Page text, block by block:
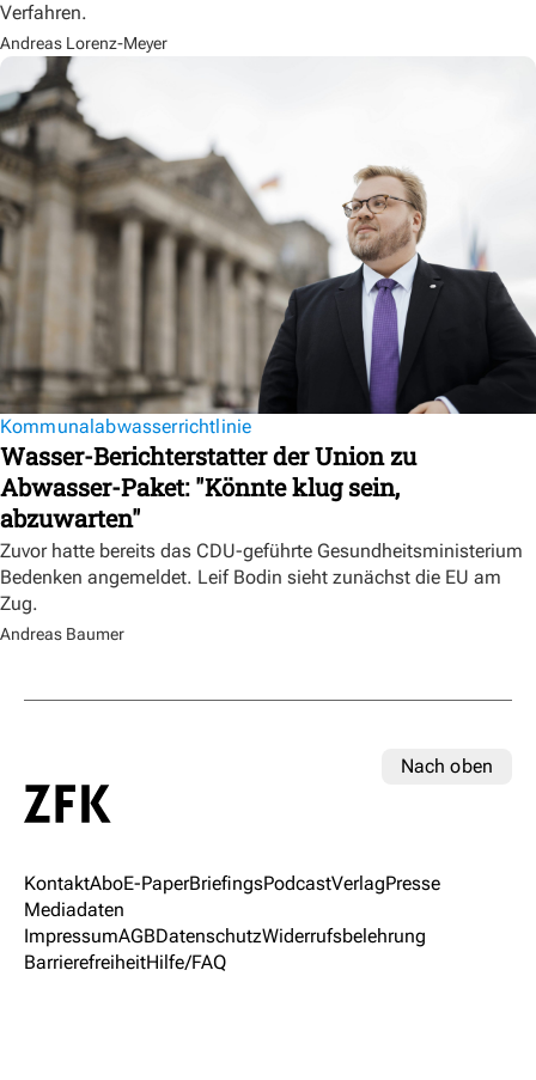
Verfahren.
Andreas Lorenz-Meyer
Kommunalabwasserrichtlinie
Wasser-Berichterstatter der Union zu
Abwasser-Paket: "Könnte klug sein,
abzuwarten"
Zuvor hatte bereits das CDU-geführte Gesundheitsministerium
Bedenken angemeldet. Leif Bodin sieht zunächst die EU am
Zug.
Andreas Baumer
Nach oben
KontaktAboE-PaperBriefingsPodcastVerlagPresse
Mediadaten
ImpressumAGBDatenschutzWiderrufsbelehrung
BarrierefreiheitHilfe/FAQ